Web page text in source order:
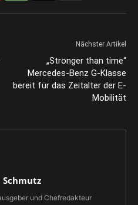
Nächster Artikel
„Stronger than time“
Mercedes-Benz G-Klasse
bereit für das Zeitalter der E-
Mobilität
Schmutz
und Chefredakteur